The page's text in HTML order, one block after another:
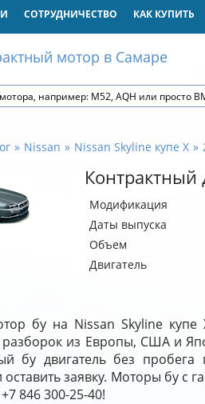
СОТРУДНИЧЕСТВО КАК КУПИТЬ
мотор в Самаре
Nissan Nissan Skyline купе X
Контрактный
Модификация
Даты выпуска
Объем
Двигатель
бу на Nissan Skyline
разборок из Европы, США и
бу двигатель без
оставить заявку. Моторы бу с
846 300-25-40!